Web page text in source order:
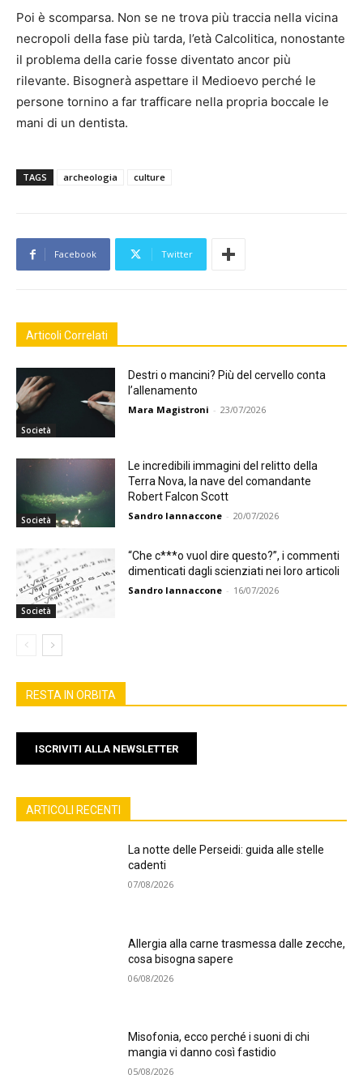
Poi è scomparsa. Non se ne trova più traccia nella vicina
necropoli della fase più tarda, l’età Calcolitica, nonostante
il problema della carie fosse diventato ancor più
rilevante. Bisognerà aspettare il Medioevo perché le
persone tornino a far trafficare nella propria boccale le
mani di un dentista.
TAGS archeologia culture
Facebook Twitter
Articoli Correlati
Società
Destri o mancini? Più del cervello conta
l’allenamento
Mara Magistroni - 23/07/2026
Società
Le incredibili immagini del relitto della
Terra Nova, la nave del comandante
Robert Falcon Scott
Sandro Iannaccone - 20/07/2026
Società
“Che c***o vuol dire questo?”, i commenti
dimenticati dagli scienziati nei loro articoli
Sandro Iannaccone - 16/07/2026
RESTA IN ORBITA
ISCRIVITI ALLA NEWSLETTER
ARTICOLI RECENTI
La notte delle Perseidi: guida alle stelle
cadenti
07/08/2026
Allergia alla carne trasmessa dalle zecche,
cosa bisogna sapere
06/08/2026
Misofonia, ecco perché i suoni di chi
mangia vi danno così fastidio
05/08/2026